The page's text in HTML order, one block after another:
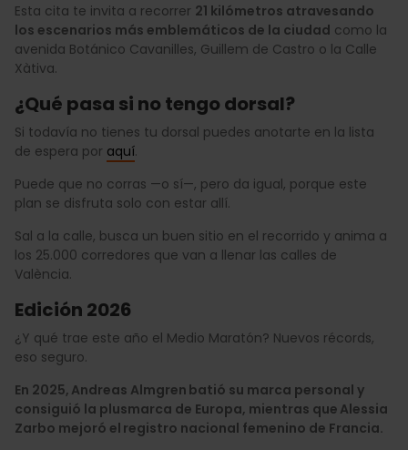
Esta cita te invita a recorrer 21 kilómetros atravesando
los escenarios más emblemáticos de la ciudad como la
avenida Botánico Cavanilles, Guillem de Castro o la Calle
Xàtiva.
¿Qué pasa si no tengo dorsal?
Si todavía no tienes tu dorsal puedes anotarte en la lista
de espera por aquí.
Puede que no corras —o sí—, pero da igual, porque este
plan se disfruta solo con estar allí.
Sal a la calle, busca un buen sitio en el recorrido y anima a
los 25.000 corredores que van a llenar las calles de
València.
Edición 2026
¿Y qué trae este año el Medio Maratón? Nuevos récords,
eso seguro.
En 2025, Andreas Almgren batió su marca personal y
consiguió la plusmarca de Europa, mientras que Alessia
Zarbo mejoró el registro nacional femenino de Francia.